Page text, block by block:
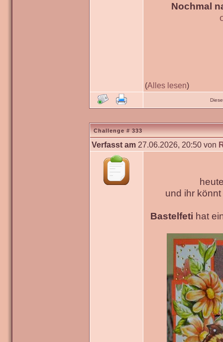
Nochmal
(Alles lesen)
Challenge # 333
Verfasst am 27.06.2026, 20:50 von
und ihr
Bastelfeti hat